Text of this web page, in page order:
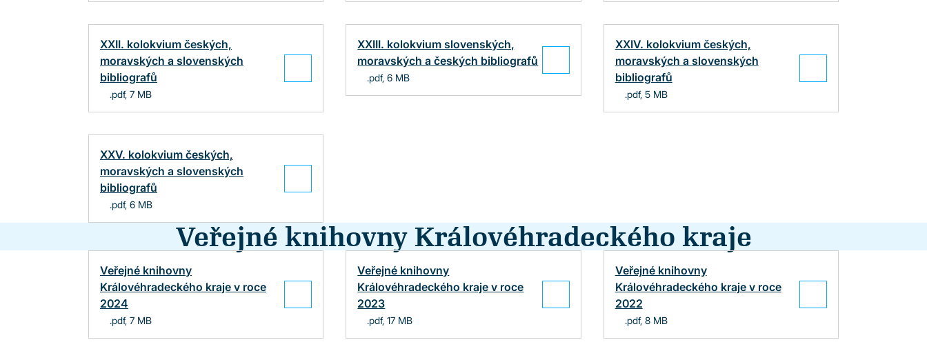
XXII. kolokvium českých,
moravských a slovenských
bibliografů
.pdf, 7 MB
XXIII. kolokvium slovenských,
moravských a českých bibliografů
.pdf, 6 MB
XXIV. kolokvium českých,
moravských a slovenských
bibliografů
.pdf, 5 MB
XXV. kolokvium českých,
moravských a slovenských
bibliografů
.pdf, 6 MB
Veřejné knihovny Královéhradeckého kraje
Veřejné knihovny
Královéhradeckého kraje v roce
2024
.pdf, 7 MB
Veřejné knihovny
Královéhradeckého kraje v roce
2023
.pdf, 17 MB
Veřejné knihovny
Královéhradeckého kraje v roce
2022
.pdf, 8 MB